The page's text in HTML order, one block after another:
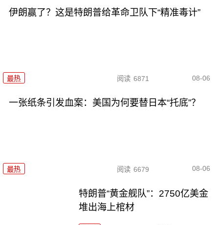
伊朗赢了？这是特朗普给革命卫队下“精准毒计”
最热 阅读 6871 08-06
一张纸条引发血案：美国为何要替日本“托底”？
最热 阅读 6679 08-06
特朗普“黄金舰队”：2750亿美金
堆出海上棺材